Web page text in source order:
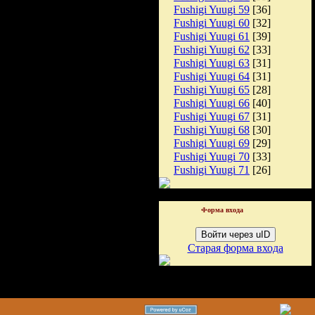
Fushigi Yuugi 59 [36]
Fushigi Yuugi 60 [32]
Fushigi Yuugi 61 [39]
Fushigi Yuugi 62 [33]
Fushigi Yuugi 63 [31]
Fushigi Yuugi 64 [31]
Fushigi Yuugi 65 [28]
Fushigi Yuugi 66 [40]
Fushigi Yuugi 67 [31]
Fushigi Yuugi 68 [30]
Fushigi Yuugi 69 [29]
Fushigi Yuugi 70 [33]
Fushigi Yuugi 71 [26]
Форма входа
Войти через uID
Старая форма входа